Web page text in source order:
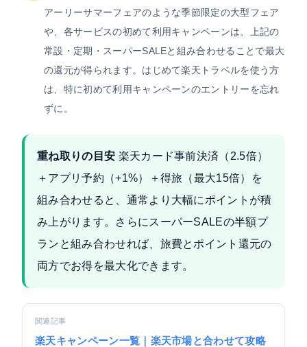
アーリーサマーフェアのような季節限定の大型フェア
や、各サービスの初めて利用キャンペーンは、上記の
常設・定期・スーパーSALEと組み合わせることで最大
の還元が得られます。はじめて楽天トラベルを使う方
は、特に初めて利用キャンペーンのエントリーを忘れ
ずに。
重ね取りの目安 楽天カード事前決済（2.5倍）
＋アプリ予約（+1%）＋得旅（最大15倍）を
組み合わせると、通常より大幅にポイントが積
み上がります。さらにスーパーSALEの半額プ
ランと組み合わせれば、旅費とポイント還元の
両方でお得を最大化できます。
関連記事
楽天キャンペーン一覧｜楽天市場と合わせて攻略